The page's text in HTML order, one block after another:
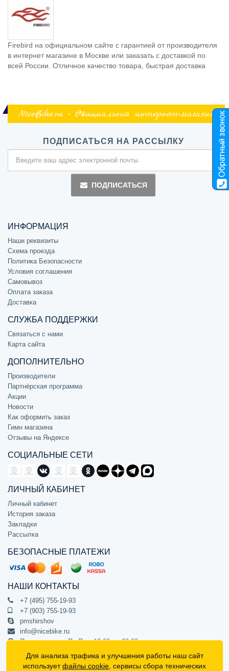
Firebird на официальном сайте с гарантией от производителя
в интернет магазине в Москве или заказать с доставкой по
всей России. Отличное качество товара, быстрая доставка
NiceBike.ru - Официальный интернет-магазин
ПОДПИСАТЬСЯ НА РАССЫЛКУ
ПОДПИСАТЬСЯ
ИНФОРМАЦИЯ
Наши реквизиты
Схема проезда
Политика Безопасности
Условия соглашения
Самовывоз
Оплата заказа
Доставка
СЛУЖБА ПОДДЕРЖКИ
Связаться с нами
Карта сайта
ДОПОЛНИТЕЛЬНО
Производители
Партнёрская программа
Акции
Новости
Как оформить заказ
Гимн магазина
Отзывы на Яндексе
СОЦИАЛЬНЫЕ СЕТИ
ЛИЧНЫЙ КАБИНЕТ
Личный кабинет
История заказа
Закладки
Рассылка
БЕЗОПАСНЫЕ ПЛАТЕЖИ
НАШИ КОНТАКТЫ
+7 (495) 755-19-93
+7 (903) 755-19-93
pmshirshov
info@nicebike.ru
Прием звонков Пн-Пт с 10:00 до 20:00
ПВЗ Пн-Пт с 10:00 до 20:00
г. Москва, ул. Барклая 13с1
Для анализа трафика и улучшения работы наш сайт
используетфайлы cookie , сервисы сбора технических